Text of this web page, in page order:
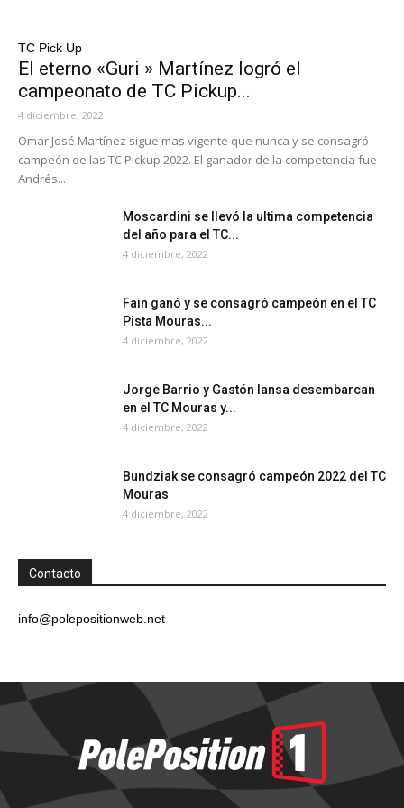
TC Pick Up
El eterno «Guri » Martínez logró el
campeonato de TC Pickup...
4 diciembre, 2022
Omar José Martínez sigue mas vigente que nunca y se consagró
campeón de las TC Pickup 2022. El ganador de la competencia fue
Andrés...
Moscardini se llevó la ultima competencia
del año para el TC...
4 diciembre, 2022
Fain ganó y se consagró campeón en el TC
Pista Mouras...
4 diciembre, 2022
Jorge Barrio y Gastón Iansa desembarcan
en el TC Mouras y...
4 diciembre, 2022
Bundziak se consagró campeón 2022 del TC
Mouras
4 diciembre, 2022
Contacto
info@polepositionweb.net